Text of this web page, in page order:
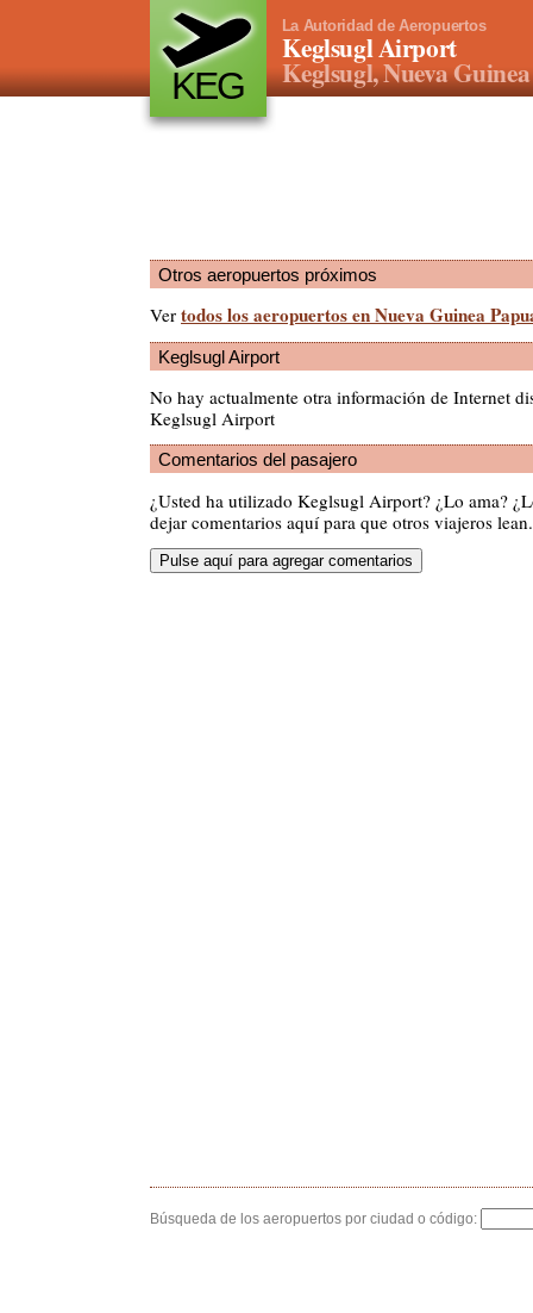
KEG
La Autoridad de Aeropuertos
Keglsugl Airport
Keglsugl, Nueva
Otros aeropuertos próximos
Ver todos los aeropuertos en Nueva Guinea
Keglsugl Airport
No hay actualmente otra información de Internet
Keglsugl Airport
Comentarios del pasajero
¿Usted ha utilizado Keglsugl Airport? ¿Lo ama?
dejar comentarios aquí para que otros viajeros lean.
Búsqueda de los aeropuertos por ciudad o código: